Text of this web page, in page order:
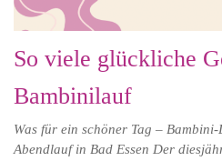
So viele glückliche
Bambinilauf
Was für ein schöner Tag –
Abendlauf in Bad Essen Der